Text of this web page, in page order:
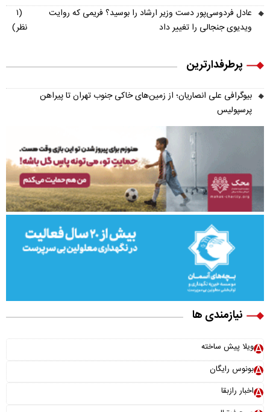
عادل فردوسی‌پور دست وزیر ارشاد را بوسید؟ فریمی که روایت
ویدیوی جنجالی را تغییر داد
(۱
نظر)
پرطرفدارترین
بیوگرافی علی انصاریان؛ از زمین‌های خاکی جنوب تهران تا پیراهن
پرسپولیس
نیازمندی ها
ویلا پیش ساخته
بونوس رایگان
اخبار رازبقا